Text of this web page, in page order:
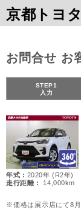
京都トヨ
お問合せ お
STEP1
入力
年式 : 2020年 (R2年)
走行距離 :
14,000km
※価格は展示店にて8